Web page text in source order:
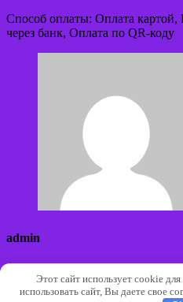
Способ оплаты: Оплата
через банк, Оплата по QR-коду
admin
Сайт:
Авторские права © 2026 |
Этот сайт использует cookie
использовать сайт, Вы даете свое